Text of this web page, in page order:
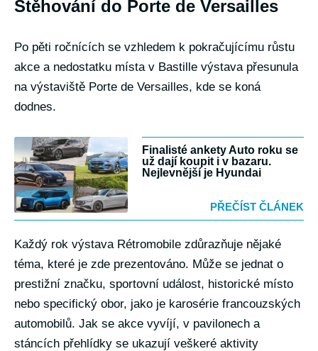
Stěhování do Porte de Versailles
Po pěti ročnících se vzhledem k pokračujícímu růstu
akce a nedostatku místa v Bastille výstava přesunula
na výstaviště Porte de Versailles, kde se koná
dodnes.
Finalisté ankety Auto roku se
už dají koupit i v bazaru.
Nejlevnější je Hyundai
PŘEČÍST ČLÁNEK
Každý rok výstava Rétromobile zdůrazňuje nějaké
téma, které je zde prezentováno. Může se jednat o
prestižní značku, sportovní událost, historické místo
nebo specifický obor, jako je karosérie francouzských
automobilů. Jak se akce vyvíjí, v pavilonech a
stáncích přehlídky se ukazují veškeré aktivity